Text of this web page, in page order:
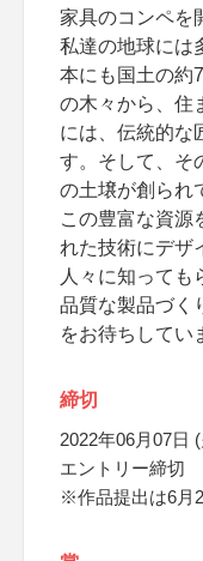
家具のコンペを
私達の地球には
本にも国土の約
の木々から、住
には、伝統的な
す。そして、そ
の土壌が創られ
この豊富な資源
れた技術にデザ
人々に知っても
品質な製品づく
をお待ちしてい
締切
2022年06月07日
エントリー締切
※作品提出は6月